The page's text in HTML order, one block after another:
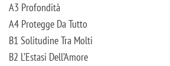
A3 Profondità
A4 Protegge Da Tutto
B1 Solitudine Tra Molti
B2 L’Estasi Dell’Amore